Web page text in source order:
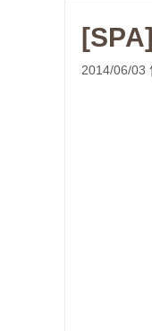
2014/06/03